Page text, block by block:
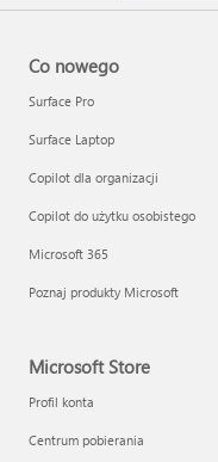
Co nowego
Surface Pro
Surface Laptop
Copilot dla organizacji
Copilot do użytku osobistego
Microsoft 365
Poznaj produkty Microsoft
Microsoft Store
Profil konta
Centrum pobierania